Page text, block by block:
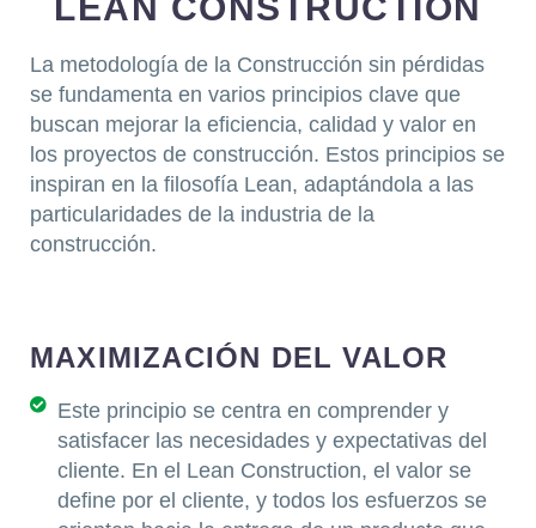
La metodología de la Construcción sin pérdidas
se fundamenta en varios principios clave que
buscan mejorar la eficiencia, calidad y valor en
los proyectos de construcción. Estos principios se
inspiran en la filosofía Lean, adaptándola a las
particularidades de la industria de la
construcción.
MAXIMIZACIÓN DEL VALOR
Este principio se centra en comprender y
satisfacer las necesidades y expectativas del
cliente. En el Lean Construction, el valor se
define por el cliente, y todos los esfuerzos se